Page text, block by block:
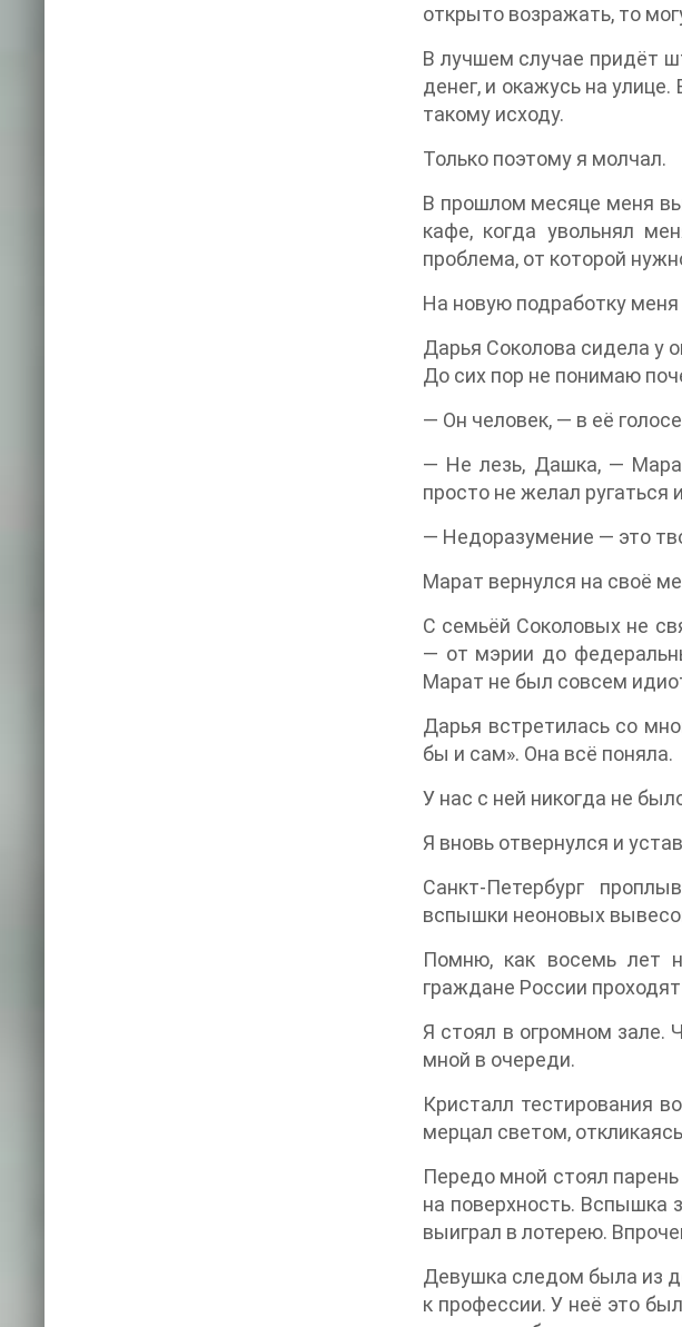
открыто возражать, то
В лучшем случае придёт
денег, и окажусь на
такому исходу.
Только поэтому я молчал.
В прошлом месяце меня
кафе, когда увольнял
проблема, от которой
На новую подработку
Дарья Соколова сидела у
До сих пор не понимаю
— Он человек, — в её
— Не лезь, Дашка, —
просто не желал
— Недоразумение — это
Марат вернулся на своё
С семьёй Соколовых не
— от мэрии до
Марат не был совсем
Дарья встретилась со
бы и сам». Она всё поняла.
У нас с ней никогда не
Я вновь отвернулся и
Санкт-Петербург
вспышки неоновых
Помню, как восемь лет
граждане России
Я стоял в огромном зале.
мной в очереди.
Кристалл тестирования
мерцал светом,
Передо мной стоял
на поверхность. Вспышка
выиграл в лотерею.
Девушка следом была из
к профессии. У неё это